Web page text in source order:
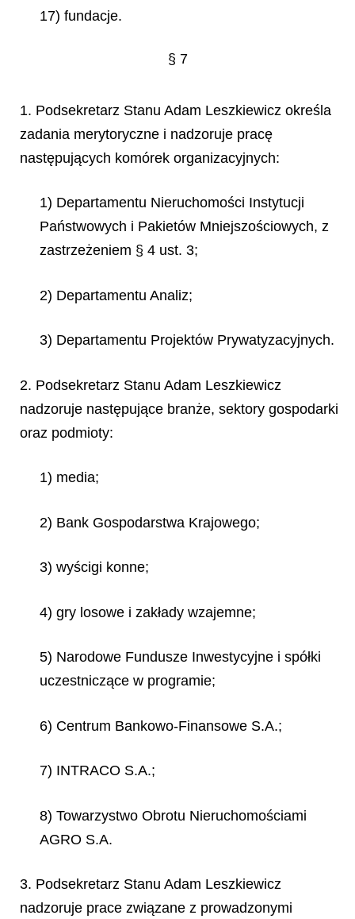
17) fundacje.
§ 7
1. Podsekretarz Stanu Adam Leszkiewicz określa
zadania merytoryczne i nadzoruje pracę
następujących komórek organizacyjnych:
1) Departamentu Nieruchomości Instytucji
Państwowych i Pakietów Mniejszościowych, z
zastrzeżeniem § 4 ust. 3;
2) Departamentu Analiz;
3) Departamentu Projektów Prywatyzacyjnych.
2. Podsekretarz Stanu Adam Leszkiewicz
nadzoruje następujące branże, sektory gospodarki
oraz podmioty:
1) media;
2) Bank Gospodarstwa Krajowego;
3) wyścigi konne;
4) gry losowe i zakłady wzajemne;
5) Narodowe Fundusze Inwestycyjne i spółki
uczestniczące w programie;
6) Centrum Bankowo-Finansowe S.A.;
7) INTRACO S.A.;
8) Towarzystwo Obrotu Nieruchomościami
AGRO S.A.
3. Podsekretarz Stanu Adam Leszkiewicz
nadzoruje prace związane z prowadzonymi